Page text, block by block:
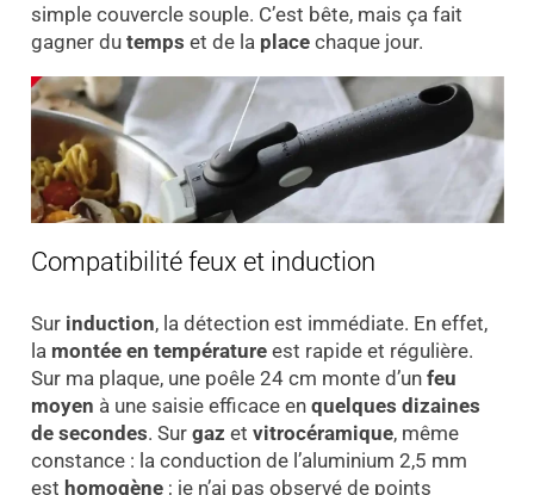
simple couvercle souple. C’est bête, mais ça fait
gagner du temps et de la placechaque jour.
Compatibilité feux et induction
Sur induction, la détection est immédiate. En effet,
la montée en températureest rapide et régulière.
Sur ma plaque, une poêle 24 cm monte d’un feu
moyen à une saisie efficace en quelques dizaines
de secondes. Sur gaz et vitrocéramique, même
constance : la conduction de l’aluminium 2,5 mm
est homogène; je n’ai pas observé de points